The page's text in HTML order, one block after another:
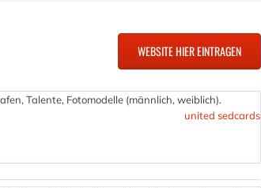
Talente, Fotomodelle (männlich, weiblich).
united sedcards